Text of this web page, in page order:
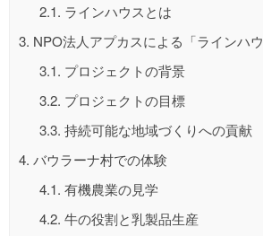
2.1. ラインハウスとは
3. NPO法人アプカスによる「ラインハ
3.1. プロジェクトの背景
3.2. プロジェクトの目標
3.3. 持続可能な地域づくりへの貢献
4. バウラーナ村での体験
4.1. 有機農業の見学
4.2. 牛の役割と乳製品生産